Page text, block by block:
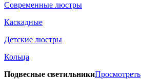
Современные люстры
Каскадные
Детские люстры
Кольца
Подвесные светильникиПросмотреть